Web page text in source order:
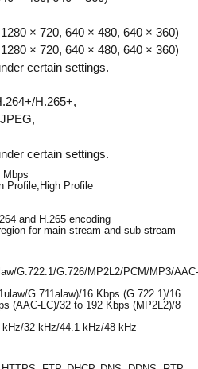
× 720, 640 × 480, 640 × 360)
× 720, 640 × 480, 640 × 360)
certain settings.
H.265+,
certain settings.
Mbps
Profile,High Profile
and H.265 encoding
for main stream and sub-stream
G.722.1/G.726/MP2L2/PCM/MP3/AAC-
G.711alaw)/16 Kbps (G.722.1)/16
(AAC-LC)/32 to 192 Kbps (MP2L2)/8
32 kHz/44.1 kHz/48 kHz